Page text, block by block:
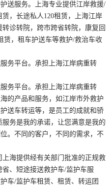
送服务。上海专业提供江岸救援/
，长途私人120租赁，上海江岸
诊转院，跨市跨省转院，康复回
赁，租车护送车等救护/救治车收
务平台。承担上海江岸病重转
务平台。承担上海江岸病重转
的产品和服务，如江岸市外救护
送车转运等，是员工的成就和骄
务是我的承诺，让您满意是我的
。不同的客户，不同的需求，不
上海提供经有关部门批准的正规救
、短途接送救护车/监护车服
车/监护车租赁、租赁、转运团